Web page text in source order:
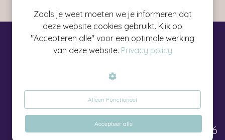
25 jaar Energetisch
©Kleur&Vorm 2026
Zoals je weet moeten we je informeren dat
deze website cookies gebruikt. Klik op
"Accepteren alle" voor een optimale werking
van deze website. Privacy policy
Alleen Functioneel
Accepteer alle